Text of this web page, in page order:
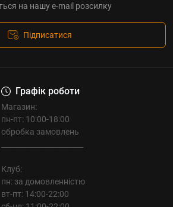
на нашу e-mail розсилку
Підписатися
Графік роботи
Магазин:
пн-пт: 10:00-18:00
обробка замовлень
Клуб:
пн: за домовленністю
вт-пт: 14:00-22:00